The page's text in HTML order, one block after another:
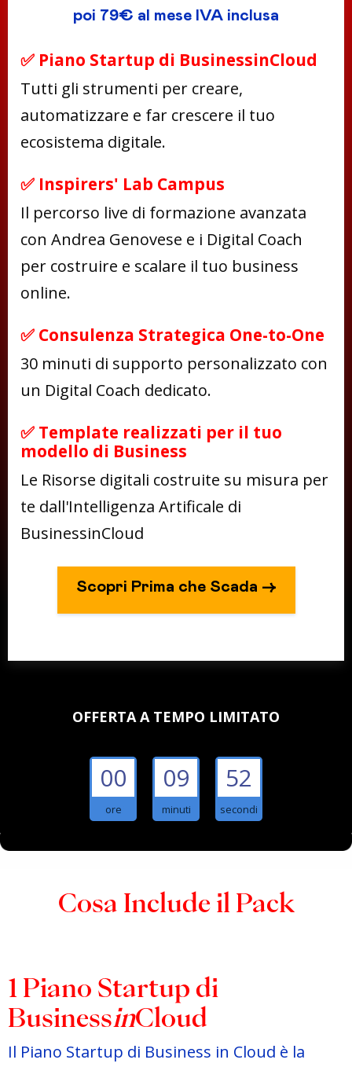
poi 79€ al mese IVA inclusa
✅ Piano Startup di BusinessinCloud
Tutti gli strumenti per creare,
automatizzare e far crescere il tuo
ecosistema digitale.
✅ Inspirers' Lab Campus
Il percorso live di formazione avanzata
con Andrea Genovese e i Digital Coach
per costruire e scalare il tuo business
online.
✅ Consulenza Strategica One-to-One
30 minuti di supporto personalizzato con
un Digital Coach dedicato.
✅ Template realizzati per il tuo
modello di Business
Le Risorse digitali costruite su misura per
te dall'Intelligenza Artificale di
BusinessinCloud
Scopri Prima che Scada ->
OFFERTA A TEMPO LIMITATO
00
ore
09
minuti
51
secondi
Cosa Include il Pack
1 Piano Startup di
BusinessinCloud
Il Piano Startup di Business in Cloud è la